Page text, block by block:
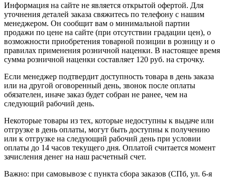
Информация на сайте не является открытой офертой. Для
уточнения деталей заказа свяжитесь по телефону с нашим
менеджером. Он сообщит вам о минимальной партии
продажи по цене на сайте (при отсутствии градации цен), о
возможности приобретения товарной позиции в розницу и о
правилах применения розничной наценки. В настоящее время
сумма розничной наценки составляет 120 руб. на строчку.
Если менеджер подтвердит доступность товара в день заказа
или на другой оговоренный день, звонок после оплаты
обязателен, иначе заказ будет собран не ранее, чем на
следующий рабочий день.
Некоторые товары из тех, которые недоступны к выдаче или
отгрузке в день оплаты, могут быть доступны к получению
или к отгрузке на следующий рабочий день при условии
оплаты до 14 часов текущего дня. Оплатой считается момент
зачисления денег на наш расчетный счет.
Важно: при самовывозе с пункта сборa заказов (СПб, ул. 6-я